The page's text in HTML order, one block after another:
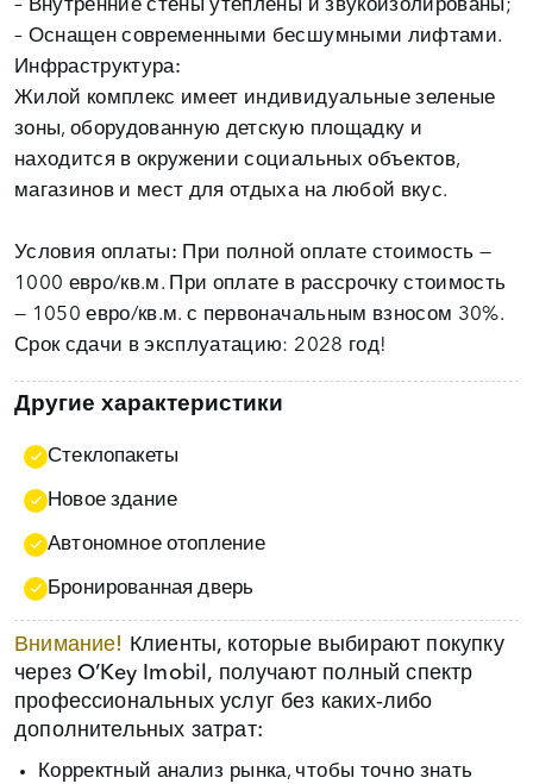
– Внутренние стены утеплены и звукоизолированы;
– Оснащен современными бесшумными лифтами.
Инфраструктура:
Жилой комплекс имеет индивидуальные зеленые
зоны, оборудованную детскую площадку и
находится в окружении социальных объектов,
магазинов и мест для отдыха на любой вкус.
Условия оплаты: При полной оплате стоимость —
1000 евро/кв.м. При оплате в рассрочку стоимость
— 1050 евро/кв.м. с первоначальным взносом 30%.
Срок сдачи в эксплуатацию: 2028 год!
Другие характеристики
Стеклопакеты
Новое здание
Автономное отопление
Бронированная дверь
Внимание!
Клиенты, которые выбирают покупку
через O’Key Imobil, получают полный спектр
профессиональных услуг без каких‑либо
дополнительных затрат:
Корректный анализ рынка, чтобы точно знать